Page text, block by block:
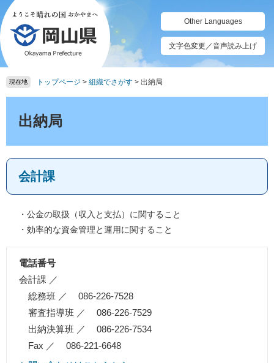
ペ
ー
ジ
の
先
頭
す。
メ
ニ
ュ
ー
を
飛
し
へ
Other Languages
文字色変更／音声読み上げ
現在地 トップページ > 組織でさがす > 出納局
出納局
会計課
主
な
務
内
容
・公金の取扱（収入と支払）に関すること
・効率的な資金管理と運用に関すること
連
絡
先
電話番号
会計課 ／
総務班 ／
086-226-7528
審査指導班 ／
086-226-7529
出納決算班 ／
086-226-7534
Fax ／
086-221-6648